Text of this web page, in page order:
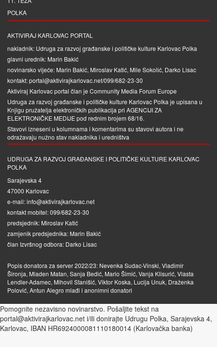
POLKA
AKTIVIRAJ KARLOVAC PORTAL
nakladnik: Udruga za razvoj građanske i političke kulture Karlovac Polka
glavni urednik: Marin Bakić
novinarsko vijeće: Marin Bakić, Miroslav Katić, Mile Sokolić, Darko Lisac
kontakt: portal@aktivirajkarlovac.net/099/682-23-30
Aktiviraj Karlovac portal član je Community Media Forum Europe
Udruga za razvoj građanske i političke kulture Karlovac Polka je upisana u
Knjigu pružatelja elektroničkih publikacija pri AGENCIJI ZA
ELEKTRONIČKE MEDIJEpod rednim brojem 68/16.
Stavovi izneseni u kolumnama i komentarima su stavovi autora i ne
odražavaju nužno stav nakladnika i uredništva
UDRUGA ZA RAZVOJ GRAĐANSKE I POLITIČKE KULTURE KARLOVAC
POLKA
Sarajevska 4
47000 Karlovac
e-mail: info@aktivirajkarlovac.net
kontakt mobitel: 099/682-23-30
predsjednik: Miroslav Katić
zamjenik predsjednika: Marin Bakić
član Izvršnog odbora: Darko Lisac
Popis donatora za server 2022/23: Nevenka Sudac-Vinski, Vladimir
Šironja, Mladen Matan, Sanja Bedić, Mario Šimić, Vanja Klisurić, Vlasta
Lendler-Adamec, Mihovil Stanišić, Viktor Koska, Lucija Unuk, Draženka
Polović, Antun Alegro mlađi i anonimni donatori
Pomognite nezavisno novinarstvo. Pošaljite tekst na
portal@aktivirajkarlovac.net i/ili donirajte Udrugu Polka, Sarajevska 4,
Karlovac, IBAN HR6924000081110180014 (Karlovačka banka)